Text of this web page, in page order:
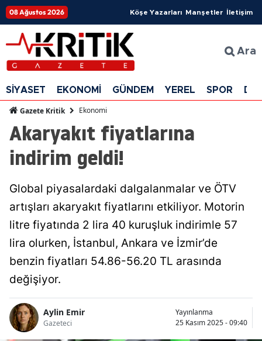
08 Ağustos 2026 Köşe Yazarları Manşetler İletişim
Ara
SİYASET EKONOMİ GÜNDEM YEREL SPOR
Gazete Kritik Ekonomi
Akaryakıt fiyatlarına
indirim geldi!
Global piyasalardaki dalgalanmalar ve ÖTV
artışları akaryakıt fiyatlarını etkiliyor. Motorin
litre fiyatında 2 lira 40 kuruşluk indirimle 57
lira olurken, İstanbul, Ankara ve İzmir’de
benzin fiyatları 54.86-56.20 TL arasında
değişiyor.
Aylin Emir
Gazeteci
Yayınlanma
25 Kasım 2025 - 09:40